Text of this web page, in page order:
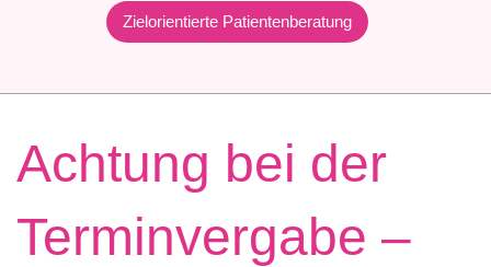
Zielorientierte Patientenberatung
Achtung bei der
Terminvergabe –